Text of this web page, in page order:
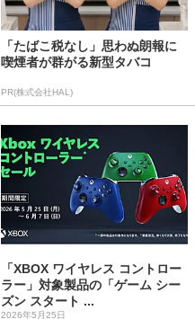
「たばこ税なし」思わぬ朗報に
喫煙者が群がる新型タバコ
PR(株式会社HAL)
「XBOX ワイヤレス コントロー
ラー」対象製品の「ゲーム シー
ズン スタート ...
2026年5月25日